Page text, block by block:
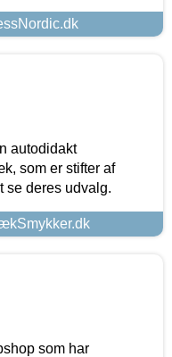
autodidakt
som er stifter af
se deres udvalg.
som har